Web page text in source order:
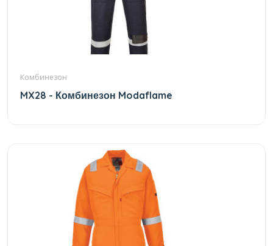
Комбинезон
MX28 - Комбинезон Modaflame